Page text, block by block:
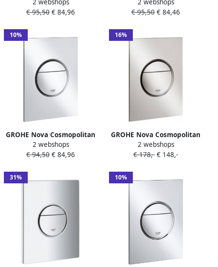
S Bedieningsplaat
mechanisch tweeknops 172
2 webshops
€ 95,50 € 84,96
S Bedieningsplaat
mechanisch tweeknops 172
2 webshops
€ 95,50 € 84,46
10%
GROHE Nova Cosmopolitan
S Bedieningsplaat
mechanisch tweeknops 172
2 webshops
€ 94,50 € 84,96
16%
GROHE Nova Cosmopolitan
S Bedieningsplaat
mechanisch tweeknops 172
2 webshops
€ 178,- € 148,-
31% 10%